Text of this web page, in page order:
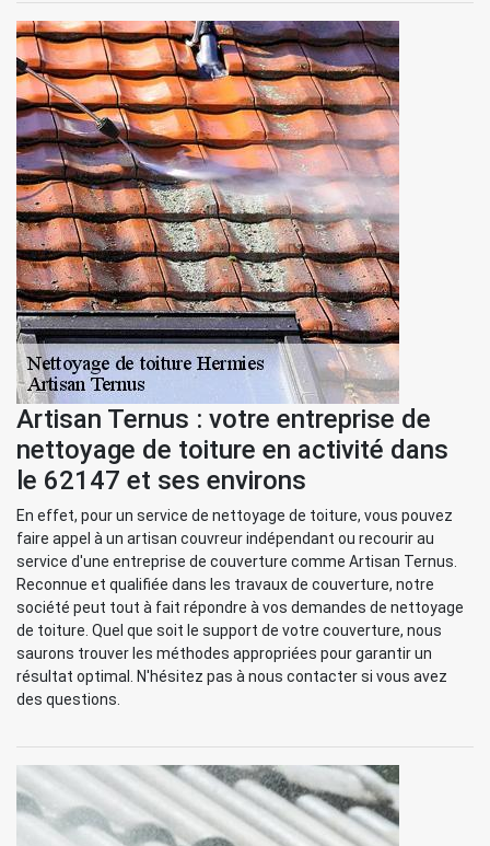
Artisan Ternus : votre entreprise de
nettoyage de toiture en activité dans
le 62147 et ses environs
En effet, pour un service de nettoyage de toiture, vous pouvez
faire appel à un artisan couvreur indépendant ou recourir au
service d'une entreprise de couverture comme Artisan Ternus.
Reconnue et qualifiée dans les travaux de couverture, notre
société peut tout à fait répondre à vos demandes de nettoyage
de toiture. Quel que soit le support de votre couverture, nous
saurons trouver les méthodes appropriées pour garantir un
résultat optimal. N'hésitez pas à nous contacter si vous avez
des questions.